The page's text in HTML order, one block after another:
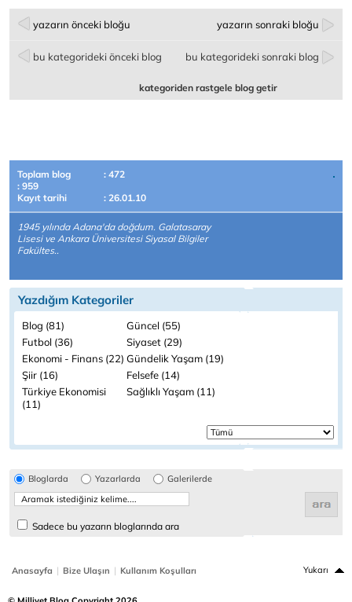
yazarın önceki bloğu yazarın sonraki bloğu
bu kategorideki önceki blog bu kategorideki sonraki blog
kategoriden rastgele blog getir
Toplam blog
: 472
: 959
Kayıt tarihi
: 26.01.10
1945 yılında Adana'da doğdum. Galatasaray
Lisesi ve Ankara Üniversitesi Siyasal Bilgiler
Fakültes..
Yazdığım Kategoriler
Blog (81)
Güncel (55)
Futbol (36)
Siyaset (29)
Ekonomi - Finans (22) Gündelik Yaşam (19)
Şiir (16)
Felsefe (14)
Türkiye Ekonomisi
(11)
Sağlıklı Yaşam (11)
Bloglarda Yazarlarda Galerilerde
Sadece bu yazarın bloglarında ara
Anasayfa | Bize Ulaşın | Kullanım Koşulları Yukarı